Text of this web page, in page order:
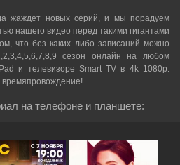
жаждет новых серий, и мы порадуем
нашего видео перед такими гигантами
что без каких либо зависаний можно
сезон онлайн на любом
и телевизоре Smart TV в 4k 1080p.
времяпровождение!
на телефоне и планшете: